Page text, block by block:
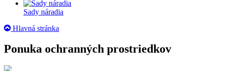
Sady náradia
Hlavná stránka
Ponuka ochranných prostriedkov